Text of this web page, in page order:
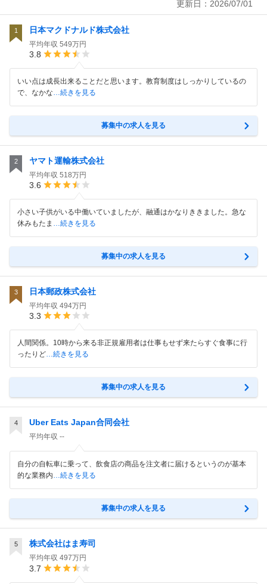
更新日： 2026/07/01
1 日本マクドナルド株式会社
平均年収 549万円
3.8
いい点は成長出来ることだと思います。教育制度はしっかりしているの
で、なかな…続きを見る
募集中の求人を見る
2 ヤマト運輸株式会社
平均年収 518万円
3.6
小さい子供がいる中働いていましたが、融通はかなりききました。急な
休みもたま …続きを見る
募集中の求人を見る
3 日本郵政株式会社
平均年収 494万円
3.3
人間関係。10時から来る非正規雇用者は仕事もせず来たらすぐ食事に行
ったりど…続きを見る
募集中の求人を見る
4 Uber Eats Japan合同会社
平均年収 --
自分の自転車に乗って、飲食店の商品を注文者に届けるというのが基本
的な業務内…続きを見る
募集中の求人を見る
5 株式会社はま寿司
平均年収 497万円
3.7